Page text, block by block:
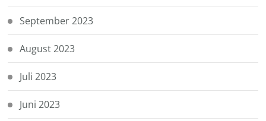
September 2023
August 2023
Juli 2023
Juni 2023